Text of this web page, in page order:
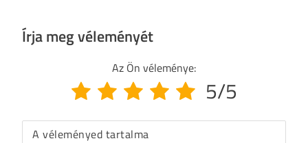
Írja meg véleményét
Az Ön véleménye:
5/5
A véleményed tartalma